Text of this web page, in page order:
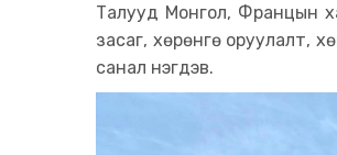
Талууд Монгол, Францын
засаг, хөрөнгө оруулалт,
санал нэгдэв.